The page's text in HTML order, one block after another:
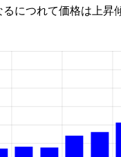
につれて価格は上昇